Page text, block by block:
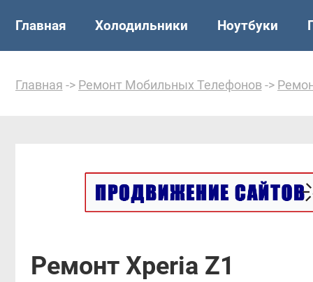
Главная Холодильники Ноутбуки
Главная -> Ремонт Мобильных Телефонов ->
Ремонт Xperia Z1